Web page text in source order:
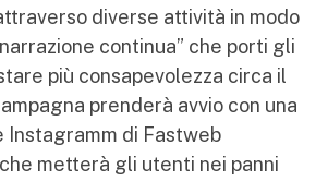
diverse attività in modo
continua” che porti gli
più consapevolezza circa il
prenderà avvio con una
Instagramm di Fastweb
metterà gli utenti nei panni